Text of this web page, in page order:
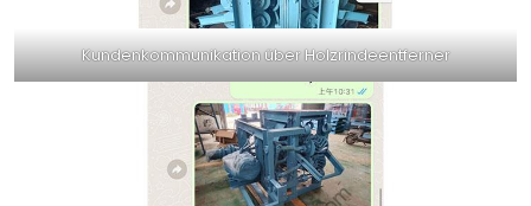
Kundenkommunikation über Holzrindeentferner